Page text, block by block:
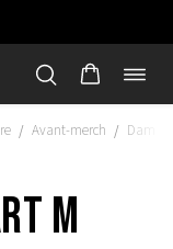
/ Avant-merch /
m